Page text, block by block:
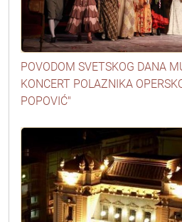
POVODOM SVETSKOG DANA
KONCERT POLAZNIKA
POPOVIĆ"